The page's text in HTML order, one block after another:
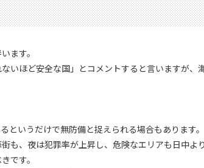
ます。
いほど安全な国」とコメントすると言いますが、
いうだけで無防備と捉えられる場合もあります。
、夜は犯罪率が上昇し、危険なエリアも日中よ
です。